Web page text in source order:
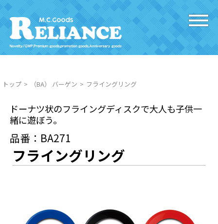
トップ （BA） バーゲン フライングリング
ドーナツ状のフライングディスクで大人も子供一
緒に遊ぼう。
品番：BA271
フライングリング